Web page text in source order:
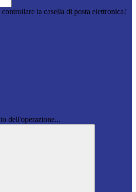
la casella di posta elettronica!
dell'operazione...